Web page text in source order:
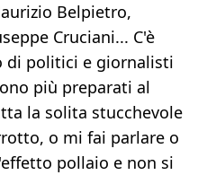
Belpietro,
Cruciani... C'è
di politici e giornalisti
più preparati al
la solita stucchevole
o mi fai parlare o
pollaio e non si